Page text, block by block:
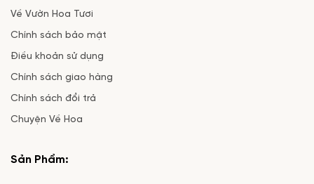
Về Vườn Hoa Tươi
Chính sách bảo mật
Điều khoản sử dụng
Chính sách giao hàng
Chính sách đổi trả
Chuyện Về Hoa
Sản Phẩm: